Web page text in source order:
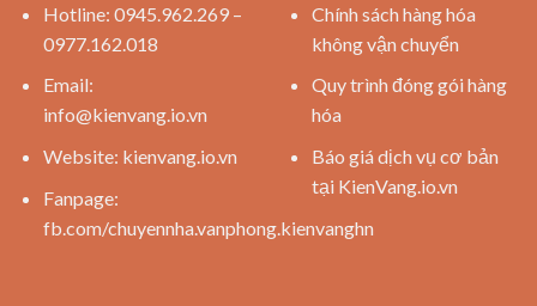
Hotline: 0945.962.269 –
0977.162.018
Email:
info@kienvang.io.vn
Website: kienvang.io.vn
Fanpage:
fb.com/chuyennha.vanphong.kienvanghn
Chính sách hàng hóa
không vận chuyển
Quy trình đóng gói hàng
hóa
Báo giá dịch vụ cơ bản
tại KienVang.io.vn